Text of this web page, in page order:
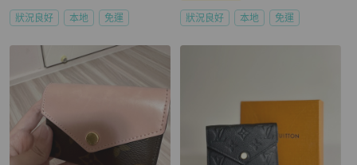
狀況良好 本地 免運 狀況良好 本地 免運